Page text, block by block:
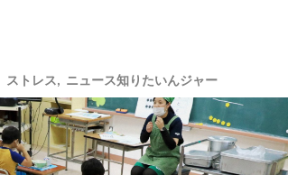
ストレス ニュース知りたいんジャー